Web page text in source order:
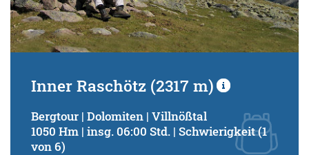
Inner Raschötz (2317 m)
Bergtour | Dolomiten | Villnößtal
1050 Hm | insg. 06:00 Std. | Schwierigkeit (1
von 6)